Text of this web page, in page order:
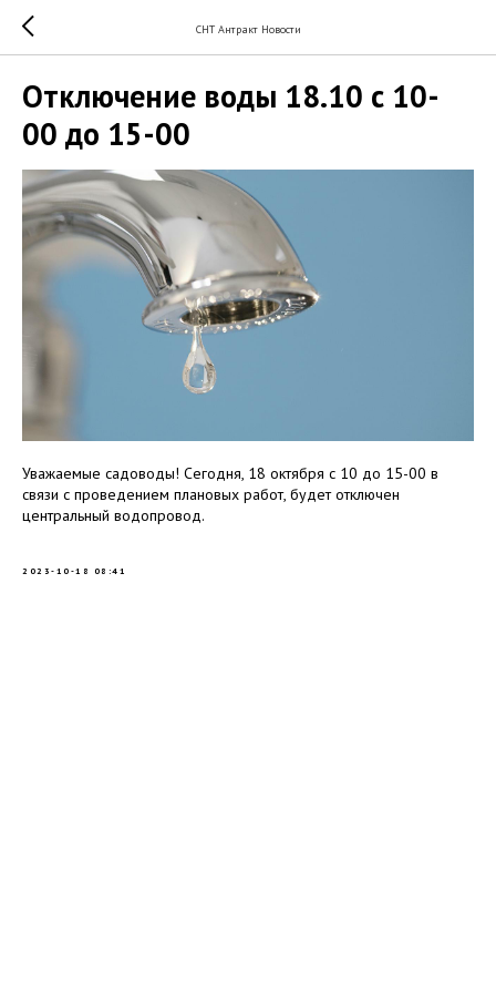
СНТ Антракт Новости
Отключение воды 18.10 с 10-
00 до 15-00
Уважаемые садоводы! Сегодня, 18 октября с 10 до 15-00 в
связи с проведением плановых работ, будет отключен
центральный водопровод.
2023-10-18 08:41